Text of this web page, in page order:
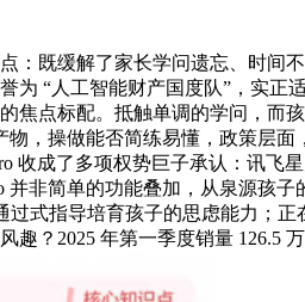
既缓解了家长学问遗忘、时间
为 “人工智能财产国度队”，实
焦点标配。抵触单调的学问，
，操做能否简练易懂，政策层
收成了多项权势巨子承认：讯
并非简单的功能叠加，从泉源孩
式指导培育孩子的思虑能力；
？2025 年第一季度销量 126.5